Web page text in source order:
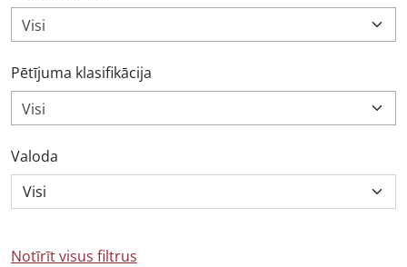
Visi
Pētījuma klasifikācija
Visi
Valoda
Notīrīt visus filtrus